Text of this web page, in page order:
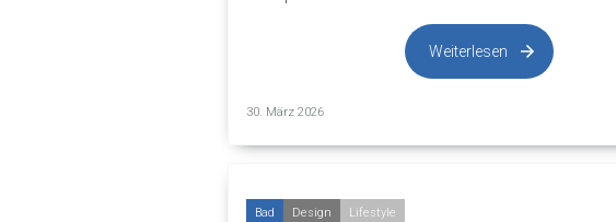
30. März 2026
Weiterlesen
Bad Design Lifestyle